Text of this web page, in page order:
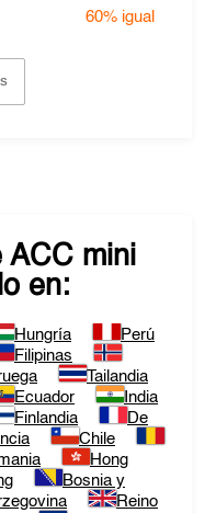
60% igual
ACC mini
en:
Hungría
Perú
Filipinas
Tailandia
Ecuador
India
Finlandia
De
Chile
Hong
Bosnia y
Reino